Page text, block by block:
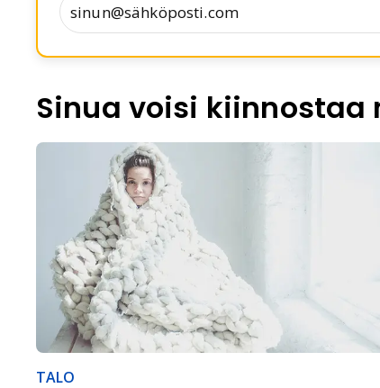
Sinua voisi kiinnostaa
TALO